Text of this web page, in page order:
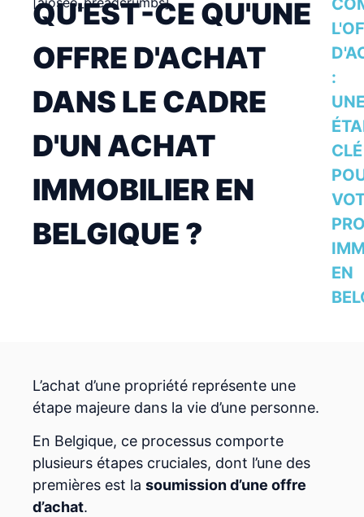
QU'EST-CE QU'UNE
OFFRE D'ACHAT
DANS LE CADRE
D'UN ACHAT
IMMOBILIER EN
BELGIQUE ?
:
CLÉ
EN
L’achat d’une propriété représente une
étape majeure dans la vie d’une personne.
En Belgique, ce processus comporte
plusieurs étapes cruciales, dont l’une des
premières est la soumission d’une offre
d’achat.